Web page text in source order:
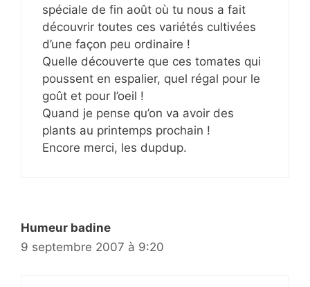
spéciale de fin août où tu nous a fait
découvrir toutes ces variétés cultivées
d’une façon peu ordinaire !
Quelle découverte que ces tomates qui
poussent en espalier, quel régal pour le
goût et pour l’oeil !
Quand je pense qu’on va avoir des
plants au printemps prochain !
Encore merci, les dupdup.
Humeur badine
9 septembre 2007 à 9:20